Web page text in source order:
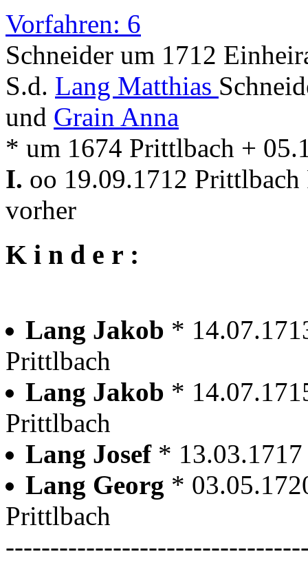
Vorfahren: 6
Schneider um 1712
S.d. Lang Matthias
und Grain Anna
* um 1674 Prittlbach +
I. oo 19.09.1712 Prittlbach
vorher
K i n d e r :
Lang Jakob *
Prittlbach
Lang Jakob *
Prittlbach
Lang Josef *
Lang Georg *
Prittlbach